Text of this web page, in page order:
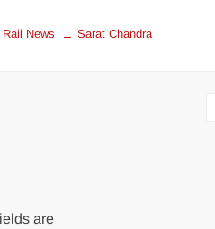
Rail News Sarat Chandra
are